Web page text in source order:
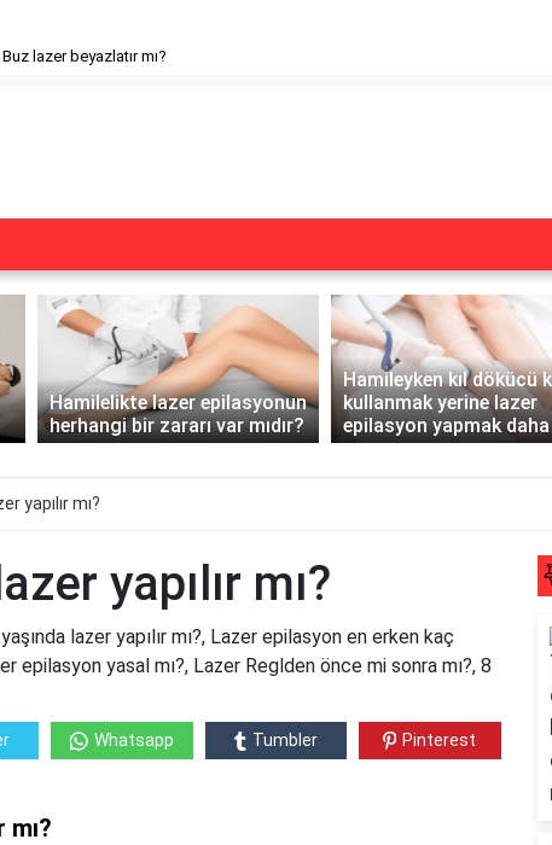
Alerji varken lazer yapılır mı?
Hamilelikte lazer epilasyonun
herhangi bir zararı var mıdır?
Hamileyken kıl dökücü
kullanmak yerine lazer
epilasyon yapmak daha
yapılır mı?
yapılır mı?
lazer yapılır mı?, Lazer epilasyon en erken kaç
epilasyon yasal mı?, Lazer Reglden önce mi sonra mı?, 8
Whatsapp Tumbler Pinterest
mı?